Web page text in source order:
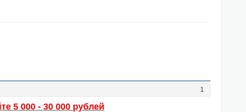
1
5 000 - 30 000 рублей